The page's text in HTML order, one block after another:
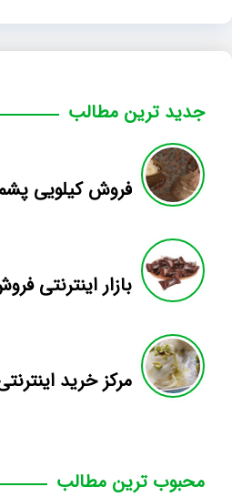
جدید ترین مطالب
مرکز خرید
محبوب ترین مطالب